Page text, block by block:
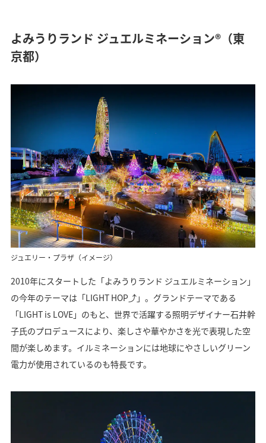
よみうりランド ジュエルミネーション®（東
京都）
ジュエリー・プラザ（イメージ）
2010年にスタートした「よみうりランド ジュエルミネーション」
の今年のテーマは「LIGHT HOP⤴」。グランドテーマである
「LIGHT is LOVE」のもと、世界で活躍する照明デザイナー石井幹
子氏のプロデュースにより、楽しさや華やかさを光で表現した空
間が楽しめます。イルミネーションには地球にやさしいグリーン
電力が使用されているのも特長です。